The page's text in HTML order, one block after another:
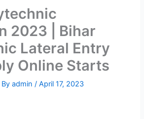
2023 | Bihar
Lateral Entry
Online Starts
Byadmin/April 17, 2023